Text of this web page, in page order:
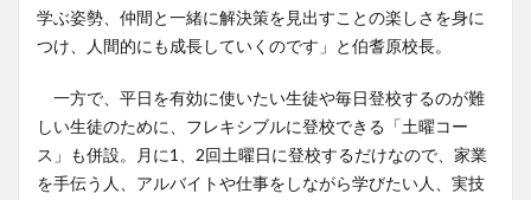
学ぶ姿勢、仲間と一緒に解決策を見出すことの楽しさを身に
つけ、人間的にも成長していくのです」と伯耆原校長。
一方で、平日を有効に使いたい生徒や毎日登校するのが難
しい生徒のために、フレキシブルに登校できる「土曜コー
ス」も併設。月に1、2回土曜日に登校するだけなので、家業
を手伝う人、アルバイトや仕事をしながら学びたい人、実技